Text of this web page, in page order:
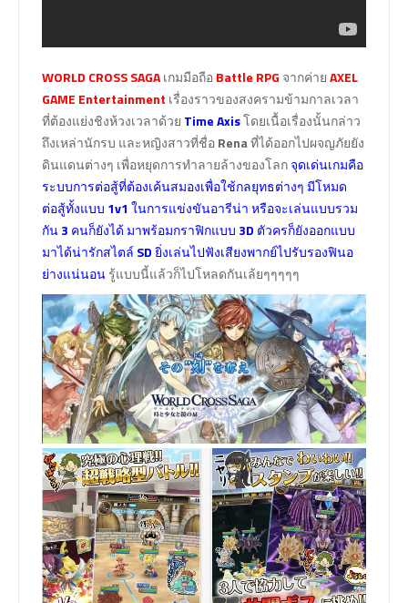
WORLD CROSS SAGAเกมมือถือBattle RPG จากค่ายAXEL
GAME Entertainment เรื่องราวของสงครามข้ามกาลเวลา
ที่ต้องแย่งชิงห้วงเวลาด้วย Time Axisโดยเนื้อเรื่องนั้นกล่าว
ถึงเหล่านักรบ และหญิงสาวที่ชื่อRenaที่ได้ออกไปผจญภัยยัง
ดินแดนต่างๆ เพื่อหยุดการทำลายล้างของโลกจุดเด่นเกมคือ
ระบบการต่อสู้ที่ต้องเค้นสมองเพื่อใช้กลยุทธต่างๆ มีโหมด
ต่อสู้ทั้งแบบ 1v1 ในการแข่งขันอารีน่า หรือจะเล่นแบบรวม
กัน3 คนก็ยังได้ มาพร้อมกราฟิกแบบ 3D ตัวครก็ยังออกแบบ
มาได้น่ารักสไตล์ SDยิ่งเล่นไปฟังเสียงพากย์ไปรับรองฟินอ
ย่างแน่นอนรู้แบบนี้แล้วก็ไปโหลดกันเล้ยๆๆๆๆๆ